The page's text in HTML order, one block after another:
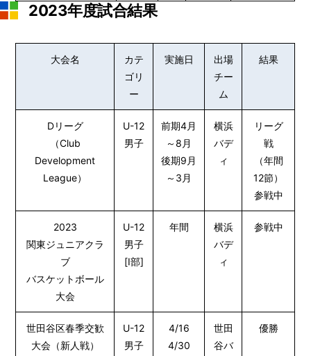
2023年度試合結果
大会名
カテ
ゴリ
ー
実施日
出場
チー
ム
結果
Dリーグ
（Club
Development
League）
U-12
男子
前期4月
～8月
後期9月
～3月
横浜
バデ
ィ
リーグ
戦
（年間
12節）
参戦中
2023
関東ジュニアクラ
ブ
バスケットボール
大会
U-12
男子
[Ⅰ部]
年間
横浜
バデ
ィ
参戦中
世田谷区春季交歓
大会（新人戦）
U-12
男子
4/16
4/30
世田
谷バ
優勝